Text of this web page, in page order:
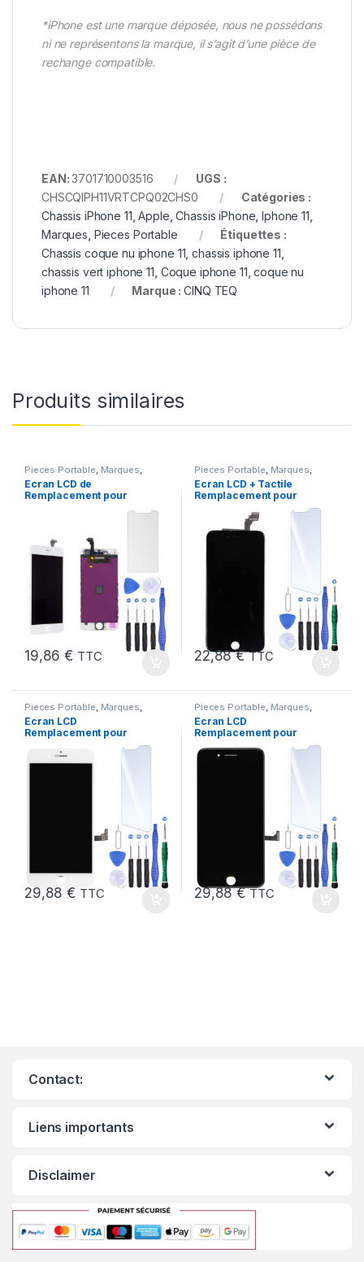
*iPhone est une marque déposée, nous ne possédons
ni ne représentons la marque, il s’agit d’une pièce de
rechange compatible.
EAN:3701710003516
UGS :
CHSCQIPH11VRTCPQ02CHS0
Catégories :
Chassis iPhone 11 ,Apple ,Chassis iPhone ,Iphone 11
Marques Pieces Portable
Étiquettes :
Chassis coque nu iphone 11 ,chassis iphone 11
chassis vert iphone 11 Coque iphone 11 ,coque nu
iphone 11
Marque :CINQ TEQ
Produits similaires
Pieces Portable Marques
Apple iPhone 6
Ecran LCD de
Remplacement pour
19,86€ TTC
Pieces Portable Marques
Apple iPhone 6 Plus
Ecran LCD + Tactile
Remplacement pour
iPhone 6 Plus Noir + Kit
22,88€ TTC
Pieces Portable Marques
Apple iPhone 7 Plus
Ecran LCD
Remplacement pour
KIT Outils
29,88€ TTC
Pieces Portable Marques
Apple iPhone 7 Plus
Ecran LCD
Remplacement pour
+Verre Trempe +Kit
29,88€ TTC
Contact:
Liens importants
Disclaimer